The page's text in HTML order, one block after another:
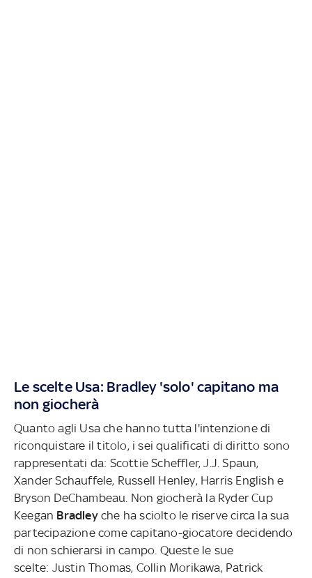
Le scelte Usa: Bradley 'solo' capitano ma
non giocherà
Quanto agli Usa che hanno tutta l'intenzione di
riconquistare il titolo, i sei qualificati di diritto sono
rappresentati da: Scottie Scheffler, J.J. Spaun,
Xander Schauffele, Russell Henley, Harris English e
Bryson DeChambeau. Non giocherà la Ryder Cup
Keegan Bradley che ha sciolto le riserve circa la sua
partecipazione come capitano-giocatore decidendo
di non schierarsi in campo. Queste le sue
scelte: Justin Thomas, Collin Morikawa, Patrick